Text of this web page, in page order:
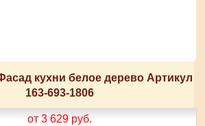
кухни белое дерево Артикул
163-693-1806
от 3 629 руб.